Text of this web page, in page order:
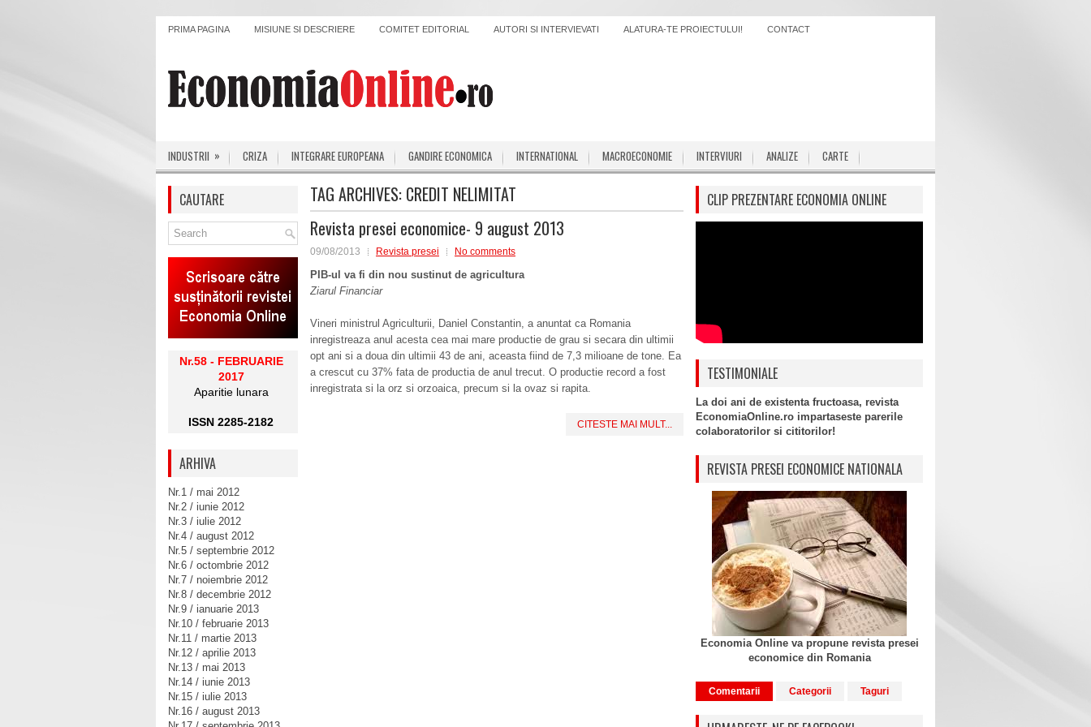
PRIMA PAGINA MISIUNE SI DESCRIERE COMITET EDITORIAL AUTORI SI INTERVIEVATI ALATURA-TE PROIECTULUI! CONTACT
INDUSTRII » CRIZA INTEGRARE EUROPEANA GANDIRE ECONOMICA INTERNATIONAL MACROECONOMIE INTERVIURI ANALIZE CARTE
TAG ARCHIVES: CREDIT NELIMITAT
Revista presei economice- 9 august 2013
09/08/2013 Revista presei No comments
PIB-ul va fi din nou sustinut de agricultura
Ziarul Financiar
Vineri ministrul Agriculturii, Daniel Constantin, a anuntat ca Romania
inregistreaza anul acesta cea mai mare productie de grau si secara din ultimii
opt ani si a doua din ultimii 43 de ani, aceasta fiind de 7,3 milioane de tone. Ea
a crescut cu 37% fata de productia de anul trecut. O productie record a fost
inregistrata si la orz si orzoaica, precum si la ovaz si rapita.
CITESTE MAI MULT...
CAUTARE
Nr.58 - FEBRUARIE
2017
Aparitie lunara
ISSN 2285-2182
ARHIVA
Nr.1 / mai 2012
Nr.2 / iunie 2012
Nr.3 / iulie 2012
Nr.4 / august 2012
Nr.5 / septembrie 2012
Nr.6 / octombrie 2012
Nr.7 / noiembrie 2012
Nr.8 / decembrie 2012
Nr.9 / ianuarie 2013
Nr.10 / februarie 2013
Nr.11 / martie 2013
Nr.12 / aprilie 2013
Nr.13 / mai 2013
Nr.14 / iunie 2013
Nr.15 / iulie 2013
Nr.16 / august 2013
CLIP PREZENTARE ECONOMIA ONLINE
TESTIMONIALE
La doi ani de existenta fructoasa, revista
EconomiaOnline.ro impartaseste parerile
colaboratorilor si cititorilor!
REVISTA PRESEI ECONOMICE NATIONALA
Economia Online va propune revista presei
economice din Romania
Comentarii Categorii Taguri